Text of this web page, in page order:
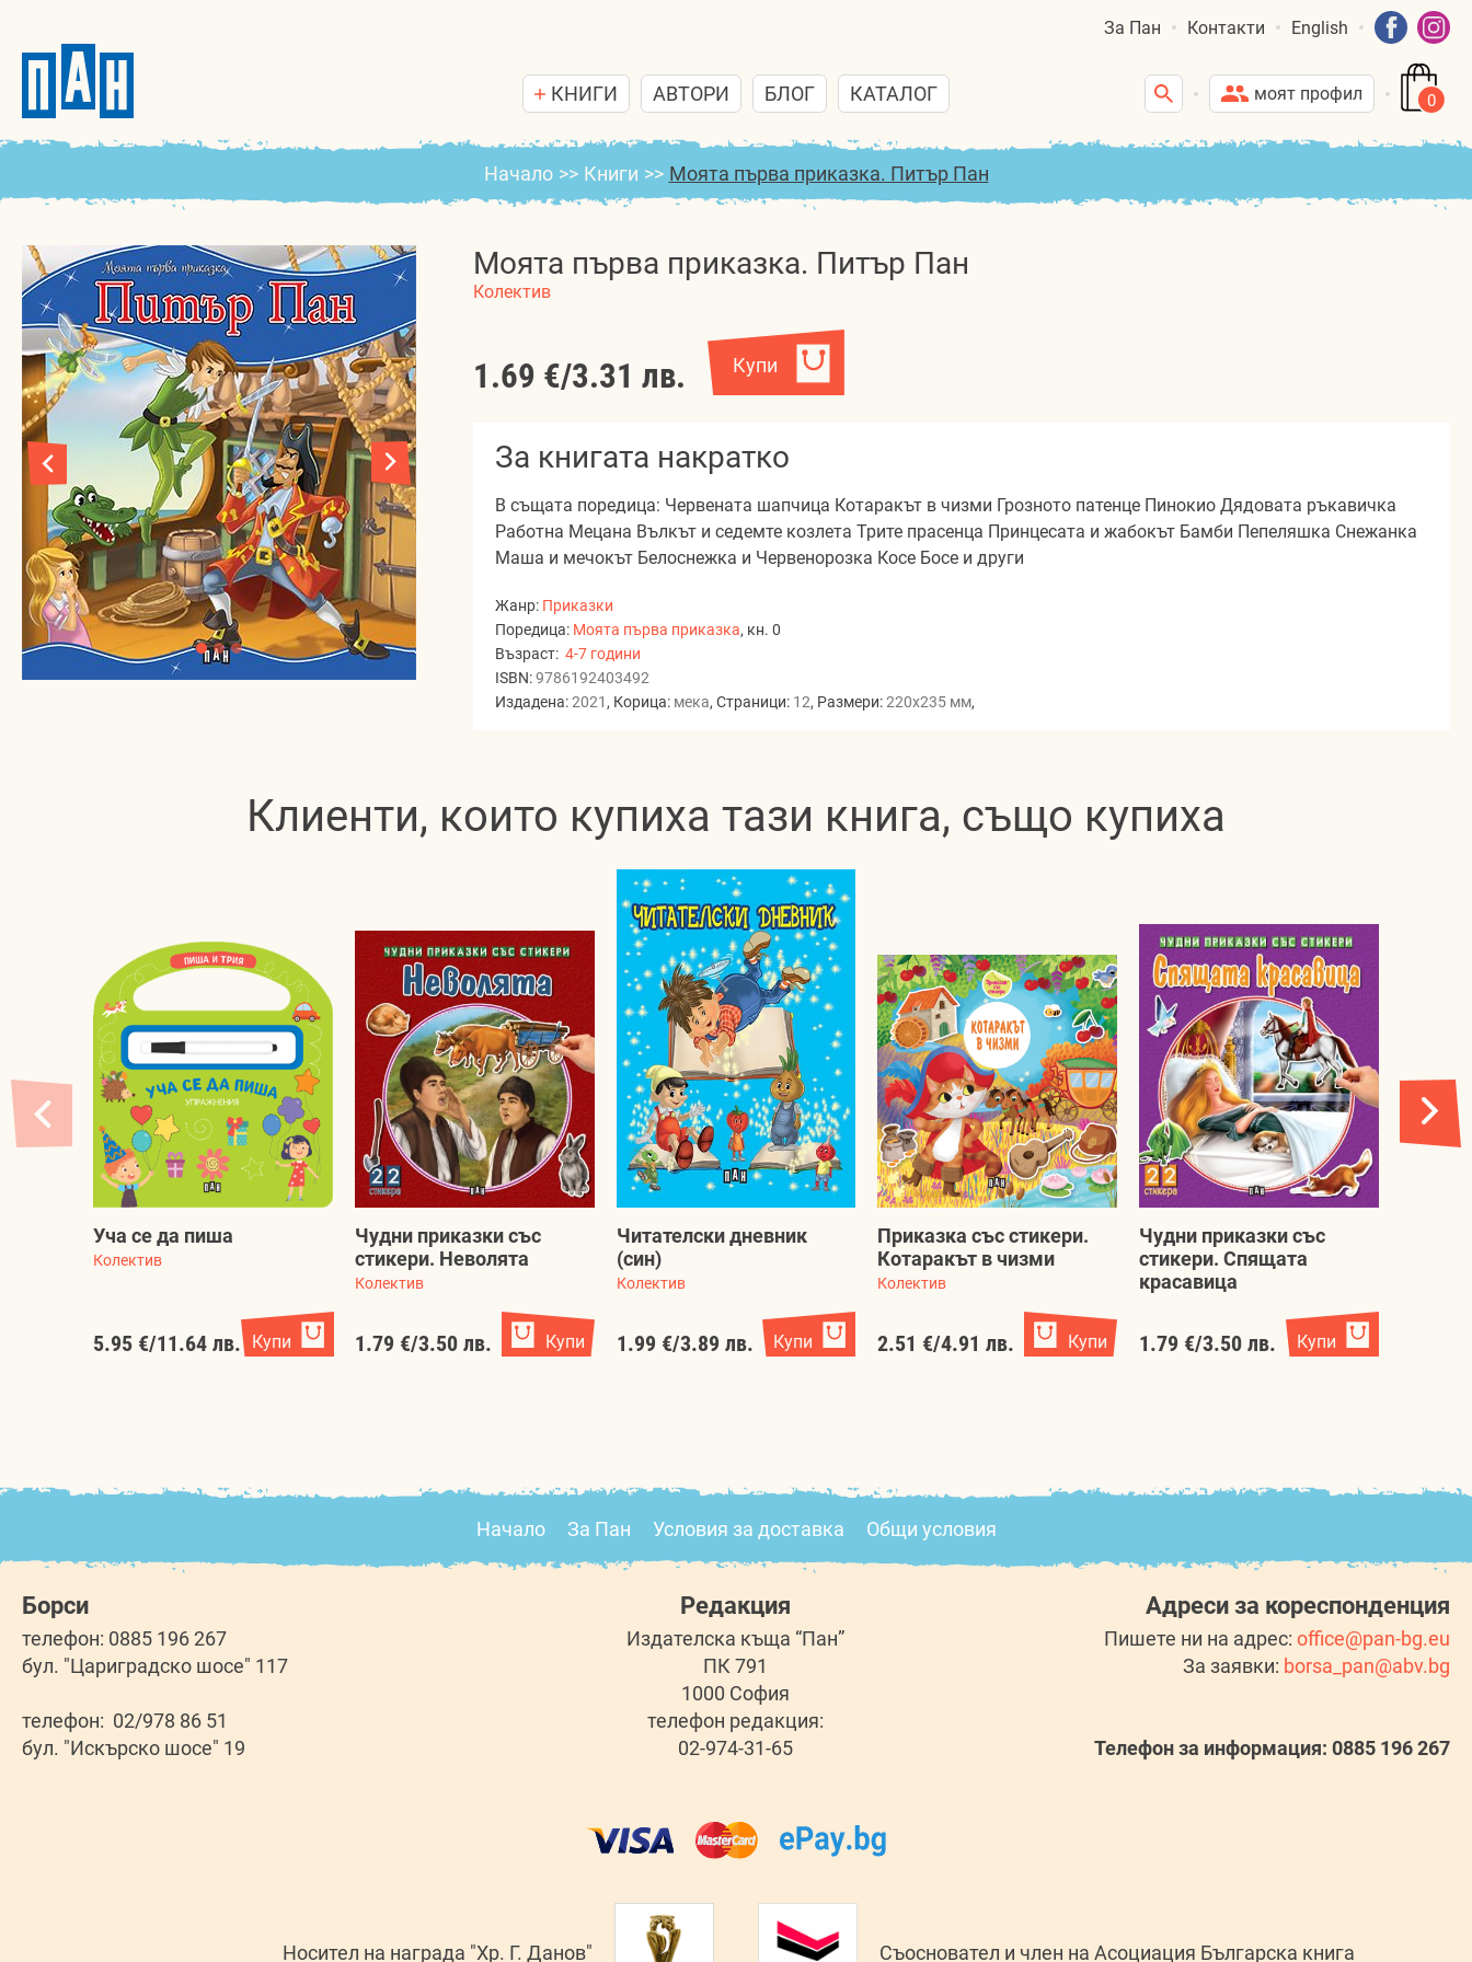
За Пан Контакти English
КНИГИ АВТОРИ БЛОГ КАТАЛОГ моят профил 0
Начало >> Книги >> Моята първа приказка. Питър Пан
Моята първа приказка. Питър Пан
Колектив
1.69 €/3.31 лв. Купи
За книгата накратко
В същата поредица: Червената шапчица Котаракът в чизми Грозното патенце Пинокио Дядовата ръкавичка
Работна Мецана Вълкът и седемте козлета Трите прасенца Принцесата и жабокът Бамби Пепеляшка Снежанка
Маша и мечокът Белоснежка и Червенорозка Косе Босе и други
Жанр: Приказки
Поредица: Моята първа приказка, кн. 0
Възраст:4-7 години
ISBN:9786192403492
Издадена:2021 , Корица: мека, Страници: 12, Размери:220x235 мм,
Клиенти, които купиха тази книга, също купиха
Уча се да пиша
Колектив
5.95 €/11.64 лв. Купи
Чудни приказки със
стикери. Неволята
Колектив
1.79 €/3.50 лв. Купи
Читателски дневник
(син)
Колектив
1.99 €/3.89 лв. Купи
Приказка със стикери.
Котаракът в чизми
Колектив
2.51 €/4.91 лв. Купи
Чудни приказки със
стикери. Спящата
красавица
1.79 €/3.50 лв. Купи
Начало За Пан Условия за доставка Общи условия
Борси
телефон: 0885 196 267
бул. "Цариградско шосе" 117
телефон: 02/978 86 51
бул. "Искърско шосе" 19
Редакция
Издателска къща “Пан”
ПК 791
1000 София
телефон редакция:
02-974-31-65
Адреси за кореспонденция
Пишете ни на адрес: office@pan-bg.eu
За заявки: borsa_pan@abv.bg
Телефон за информация: 0885 196 267
Носител на награда "Хр. Г. Данов" Съосновател и член на Асоциация Българска книга